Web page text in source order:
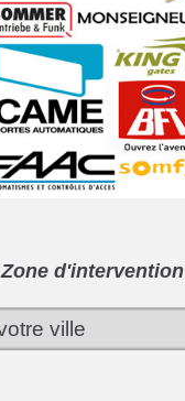
Zone d'intervention